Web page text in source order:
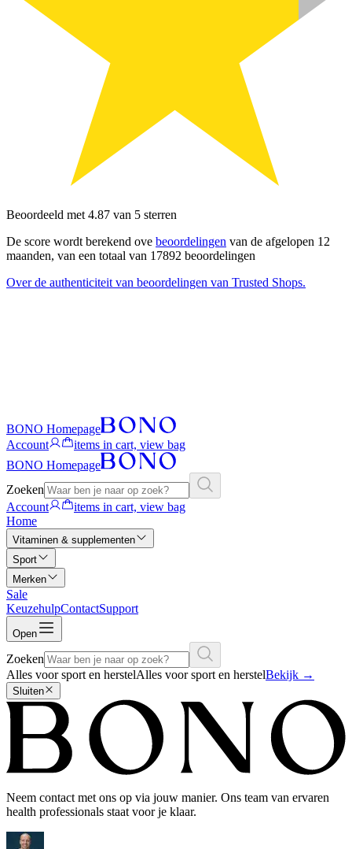
Beoordeeld met 4.87 van 5 sterren
De score wordt berekend ove beoordelingen van de afgelopen 12
maanden, van een totaal van 17892 beoordelingen
Over de authenticiteit van beoordelingen van Trusted Shops.
BONO Homepage
Account
items in cart, view bag
BONO Homepage
Zoeken
Account
items in cart, view bag
Home
Vitaminen & supplementen
Sport
Merken
Sale
KeuzehulpContactSupport
Open
Zoeken
Alles voor sport en herstelAlles voor sport en herstelBekijk →
Sluiten
Neem contact met ons op via jouw manier. Ons team van ervaren
health professionals staat voor je klaar.